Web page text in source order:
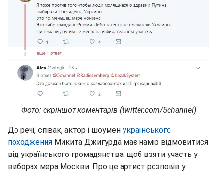
Фото: скріншот коментарів (twitter.com/5channel)
До речі, співак, актор і шоумен українського
походження Микита Джигурда має намір відмовитися
від українського громадянства, щоб взяти участь у
виборах мера Москви. Про це артист розповів у